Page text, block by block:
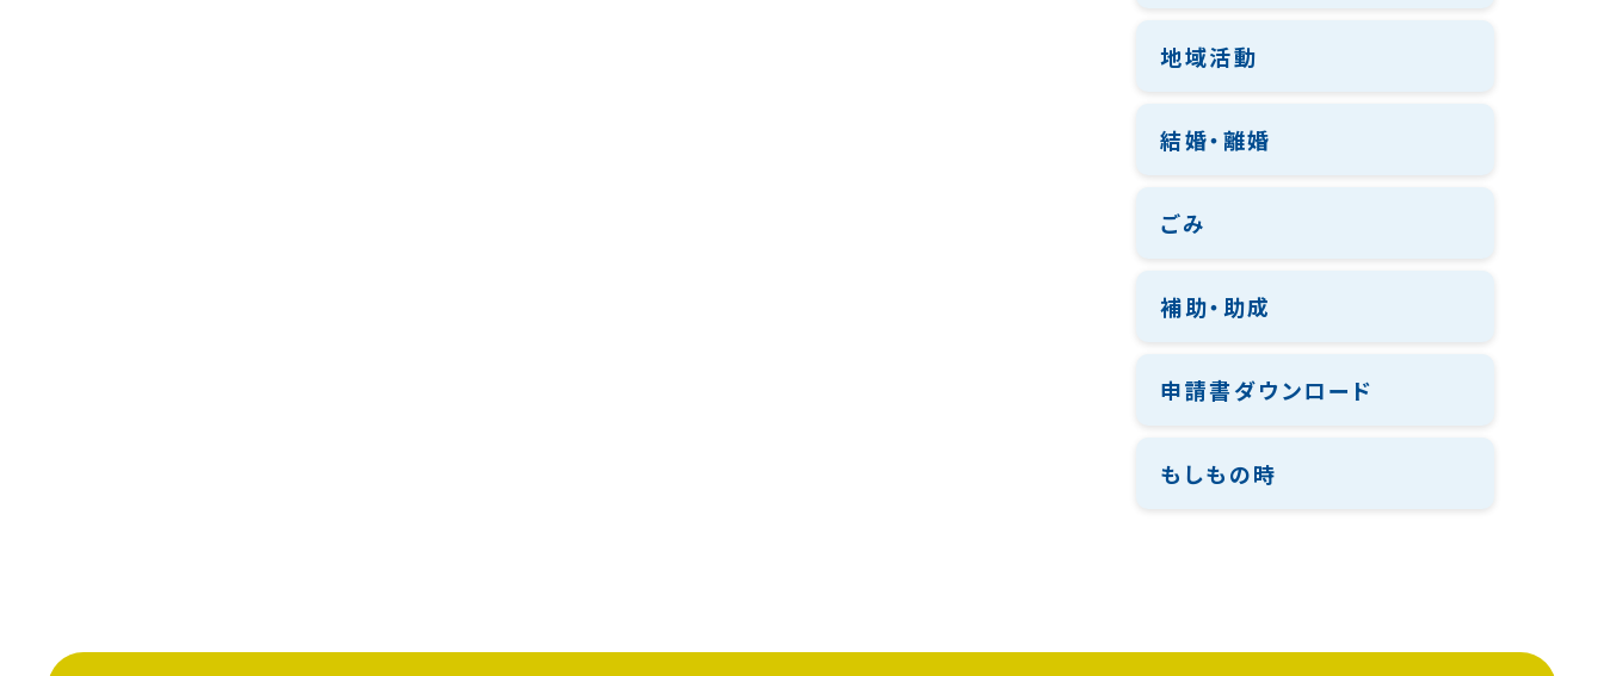
地域活動
結婚・離婚
ごみ
補助・助成
申請書ダウンロード
もしもの時